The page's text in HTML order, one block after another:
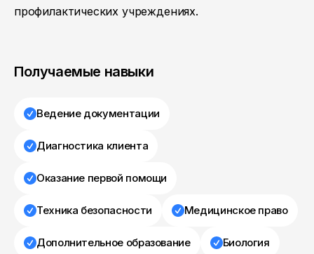
профилактических учреждениях.
Получаемые навыки
Ведение документации
Диагностика клиента
Оказание первой помощи
Техника безопасности Медицинское право
Дополнительное образование Биология